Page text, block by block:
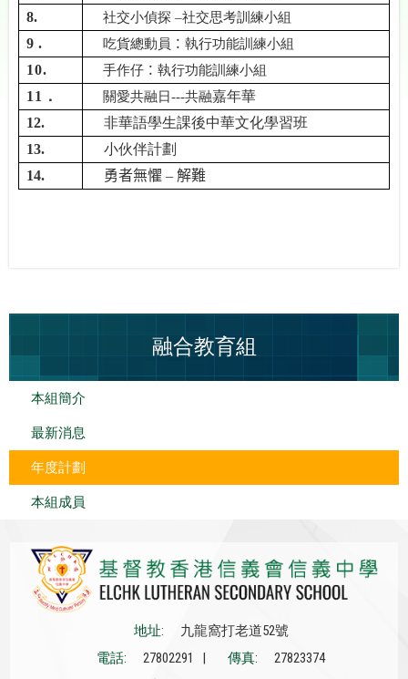
8. 社交小偵探 –社交思考訓練小組
9 . 吃貨總動員 ： 執行功能訓練小組
10. 手作仔： 執行功能訓練小組
11． 關愛共融日---共融嘉年華
12.
非華語學生課後中華文化學習班
13.
小伙伴計劃
14.
勇者無懼–解難
融合教育組
本組簡介
最新消息
年度計劃
本組成員
地址:
九龍窩打老道52號
電話:
27802291 | 傳真:
27823374